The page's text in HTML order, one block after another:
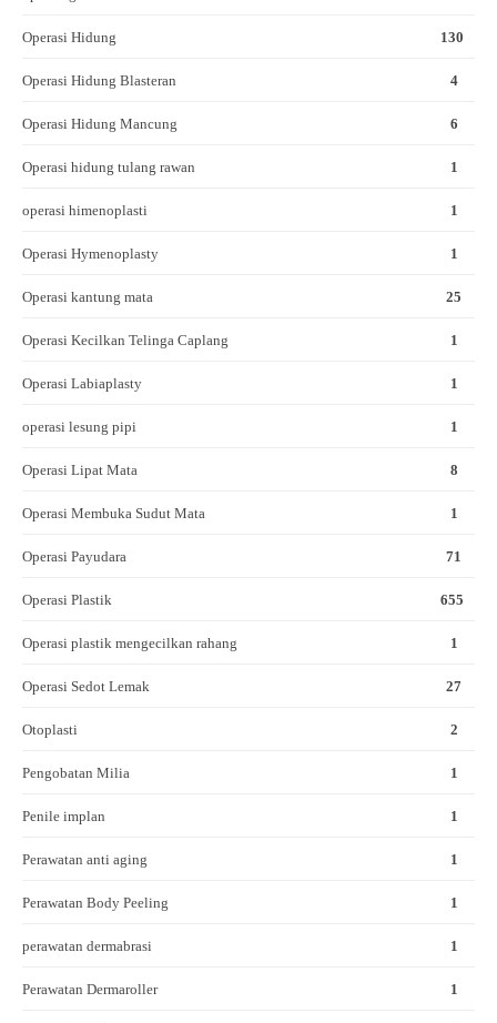
Operasi Hidung 130
Operasi Hidung Blasteran 4
Operasi Hidung Mancung 6
Operasi hidung tulang rawan 1
operasi himenoplasti 1
Operasi Hymenoplasty 1
Operasi kantung mata 25
Operasi Kecilkan Telinga Caplang 1
Operasi Labiaplasty 1
operasi lesung pipi 1
Operasi Lipat Mata 8
Operasi Membuka Sudut Mata 1
Operasi Payudara 71
Operasi Plastik 655
Operasi plastik mengecilkan rahang 1
Operasi Sedot Lemak 27
Otoplasti 2
Pengobatan Milia 1
Penile implan 1
Perawatan anti aging 1
Perawatan Body Peeling 1
perawatan dermabrasi 1
Perawatan Dermaroller 1